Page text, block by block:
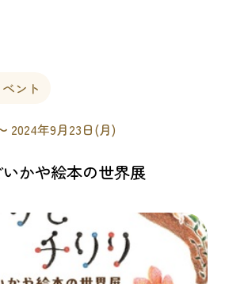
ント
2024年9月23日(月)
かや絵本の世界展